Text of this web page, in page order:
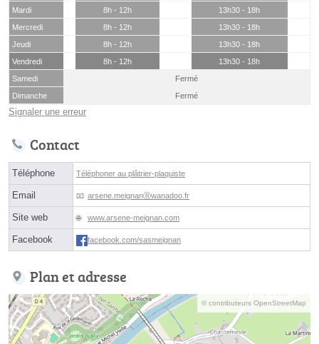
Mardi
8h - 12h
13h30 - 18h
Mercredi
8h - 12h
13h30 - 18h
Jeudi
8h - 12h
13h30 - 18h
Vendredi
8h - 12h
13h30 - 18h
Samedi
Fermé
Dimanche
Fermé
Signaler une erreur
Contact
Téléphone Téléphoner au plâtrier-plaquiste
Email arsene.meignanⓐwanadoo.fr
Site web www.arsene-meignan.com
Facebook facebook.com/sasmeignan
Plan et adresse
© contributeurs OpenStreetMap